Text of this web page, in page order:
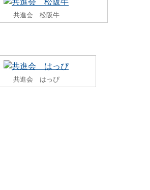
共進会 松阪牛
共進会 はっぴ